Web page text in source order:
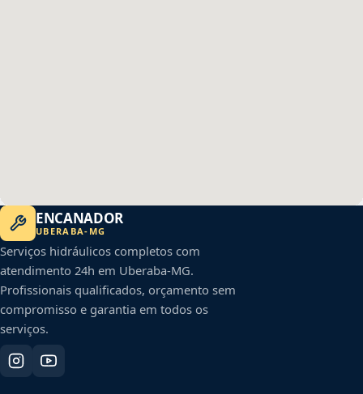
ENCANADOR
UBERABA- MG
Serviços hidráulicos completos com
atendimento 24h em Uberaba-MG.
Profissionais qualificados, orçamento sem
compromisso e garantia em todos os
serviços.